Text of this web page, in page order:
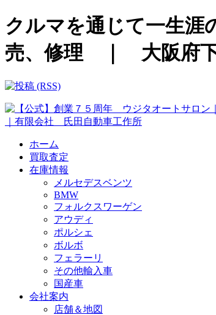
クルマを通じて一生
売、修理 ｜ 大阪府
ホーム
買取査定
在庫情報
メルセデスベンツ
BMW
フォルクスワーゲン
アウディ
ポルシェ
ボルボ
フェラーリ
その他輸入車
国産車
会社案内
店舗＆地図